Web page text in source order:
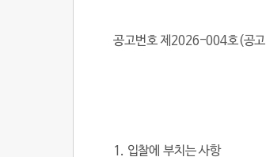
공고번호 제 2026-004호(공고
1. 입찰에 부치는 사항